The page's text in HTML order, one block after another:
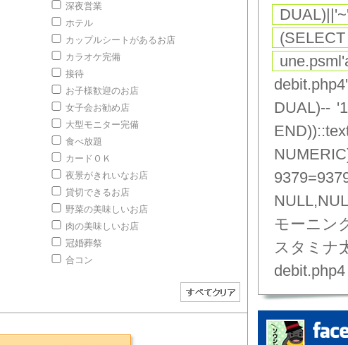
深夜営業
ホテル
カップルシートがあるお店
カラオケ完備
接待
お子様歓迎のお店
女子会お勧め店
大型モニター完備
食べ放題
カードＯＫ
夜景がきれいなお店
貸切できるお店
野菜の美味しいお店
肉の美味しいお店
冠婚葬祭
合コン
(SELECT
DUAL)--
モーニン
スタミナ
debit.php4